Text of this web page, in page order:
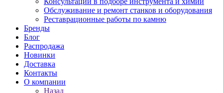
Обслуживание и ремонт станков и оборудования
Реставрационные работы по камню
Бренды
Блог
Распродажа
Новинки
Доставка
Контакты
О компании
Назад